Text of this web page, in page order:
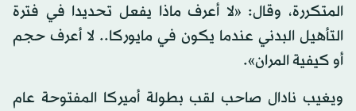
المتكررة، وقال: «لا أعرف ماذا يفعل تحديدا في فترة
التأهيل البدني عندما يكون في مايوركا.. لا أعرف حجم
أو كيفية المران».
ويغيب نادال صاحب لقب بطولة أميركا المفتوحة عام